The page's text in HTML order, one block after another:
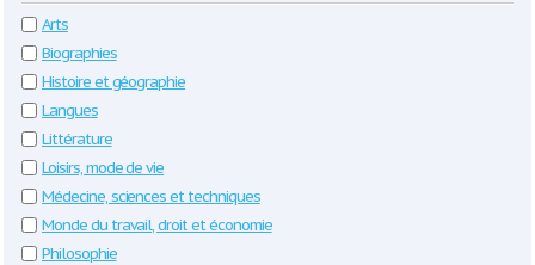
Arts
Biographies
Histoire et géographie
Langues
Littérature
Loisirs, mode de vie
Médecine, sciences et techniques
Monde du travail, droit et économie
Philosophie